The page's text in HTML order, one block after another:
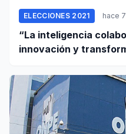
ELECCIONES 2021 hace
“La inteligencia
innovación y